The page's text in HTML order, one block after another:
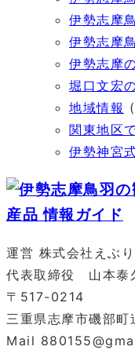
伊勢志摩
伊勢志摩
伊勢志摩
堀口文宏
地域情報
関東地区
伊勢神宮
運営 株式会社えぶ
代表取締役 山本泰
〒517-0214
三重県志摩市磯部
Mail